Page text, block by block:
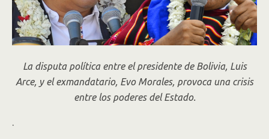
La disputa política entre el presidente de Bolivia, Luis
Arce, y el exmandatario, Evo Morales, provoca una crisis
entre los poderes del Estado.
.